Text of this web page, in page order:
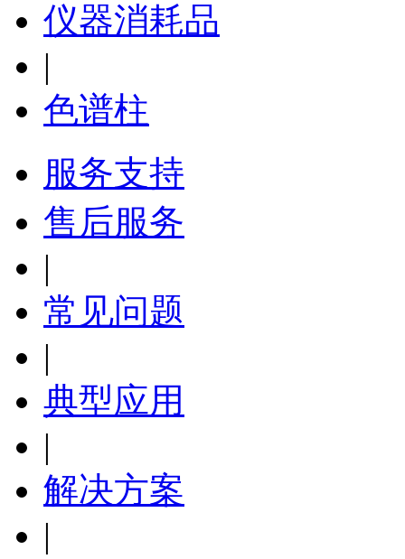
仪器消耗品
|
色谱柱
服务支持
售后服务
|
常见问题
|
典型应用
|
解决方案
|